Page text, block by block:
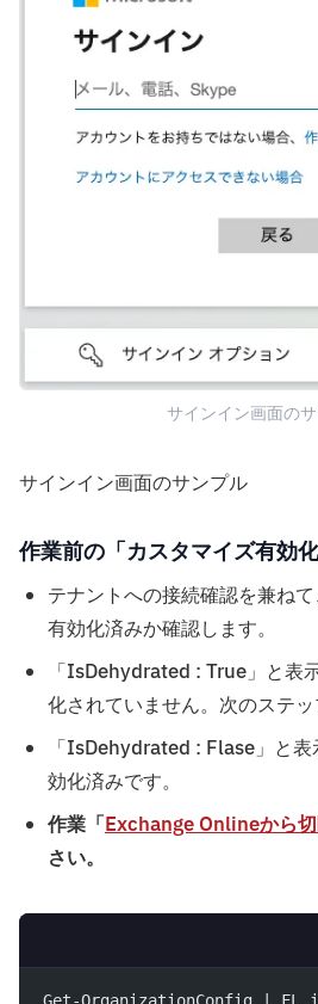
サインイン画面の
サインイン画面のサンプル
作業前の「カスタマイズ有効
テナントへの接続確認を兼ね
有効化済みか確認します。
「IsDehydrated : True」と表
化されていません。次のステッ
「IsDehydrated : Flase」と
効化済みです。
作業「Exchange Onlineから
さい。
Get-OrganizationConfig | FL